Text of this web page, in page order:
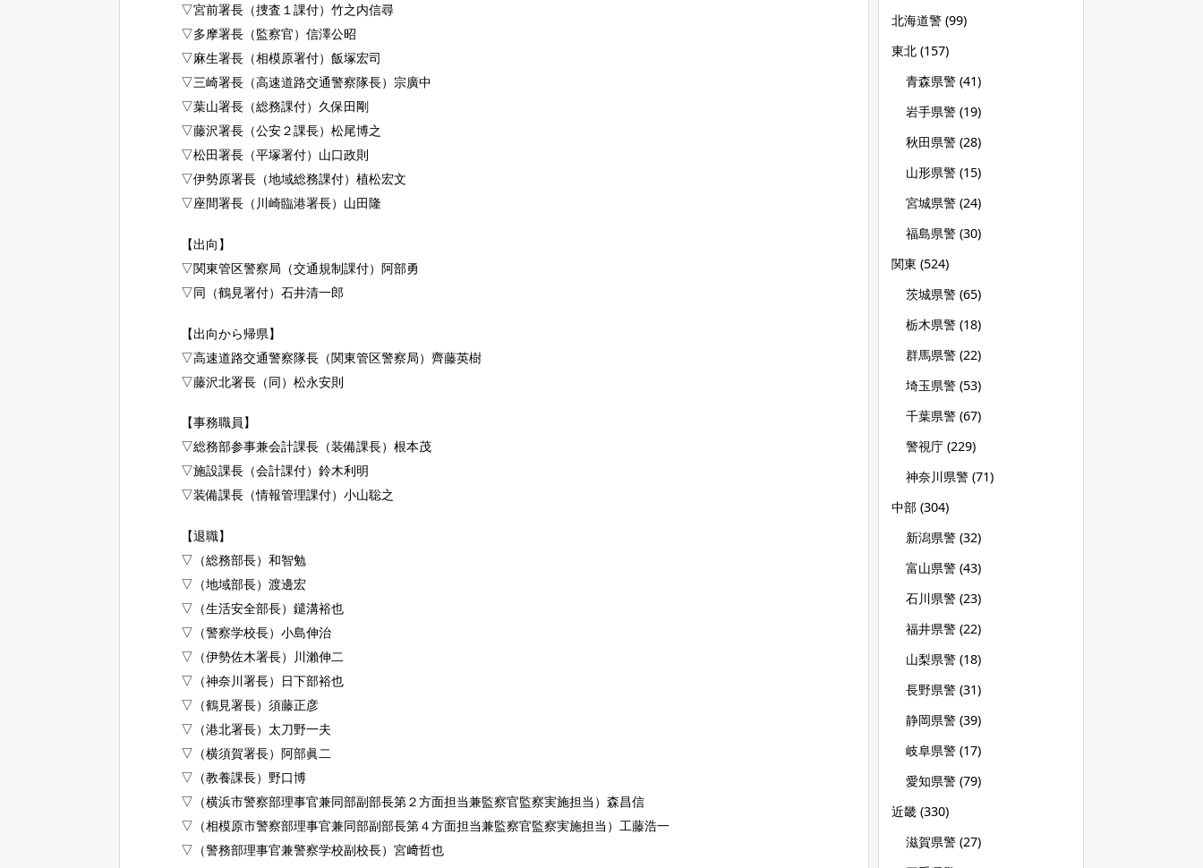
▽宮前署長（捜査１課付）竹之内信尋
▽多摩署長（監察官）信澤公昭
▽麻生署長（相模原署付）飯塚宏司
▽三崎署長（高速道路交通警察隊長）宗廣中
▽葉山署長（総務課付）久保田剛
▽藤沢署長（公安２課長）松尾博之
▽松田署長（平塚署付）山口政則
▽伊勢原署長（地域総務課付）植松宏文
▽座間署長（川崎臨港署長）山田隆
【出向】
▽関東管区警察局（交通規制課付）阿部勇
▽同（鶴見署付）石井清一郎
【出向から帰県】
▽高速道路交通警察隊長（関東管区警察局）齊藤英樹
▽藤沢北署長（同）松永安則
【事務職員】
▽総務部参事兼会計課長（装備課長）根本茂
▽施設課長（会計課付）鈴木利明
▽装備課長（情報管理課付）小山聡之
【退職】
▽（総務部長）和智勉
▽（地域部長）渡邊宏
▽（生活安全部長）鑓溝裕也
▽（警察学校長）小島伸治
▽（伊勢佐木署長）川瀨伸二
▽（神奈川署長）日下部裕也
▽（鶴見署長）須藤正彦
▽（港北署長）太刀野一夫
▽（横須賀署長）阿部眞二
▽（教養課長）野口博
▽（横浜市警察部理事官兼同部副部長第２方面担当兼監察官監察実施担当）森昌信
▽（相模原市警察部理事官兼同部副部長第４方面担当兼監察官監察実施担当）工藤浩一
▽（警務部理事官兼警察学校副校長）宮﨑哲也
北海道警 (99)
東北 (157)
青森県警 (41)
岩手県警 (19)
秋田県警 (28)
山形県警 (15)
宮城県警 (24)
福島県警 (30)
関東 (524)
茨城県警 (65)
栃木県警 (18)
群馬県警 (22)
埼玉県警 (53)
千葉県警 (67)
警視庁 (229)
神奈川県警 (71)
中部 (304)
新潟県警 (32)
富山県警 (43)
石川県警 (23)
福井県警 (22)
山梨県警 (18)
長野県警 (31)
静岡県警 (39)
岐阜県警 (17)
愛知県警 (79)
近畿 (330)
滋賀県警 (27)